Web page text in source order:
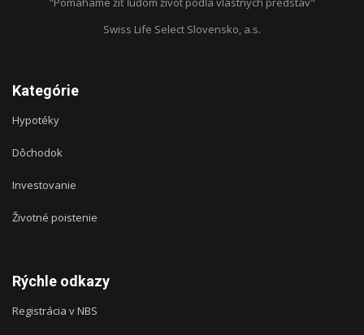
Swiss Life Select Slovensko, a.s.
Kategórie
Hypotéky
Dôchodok
Investovanie
Životné poistenie
Rýchle odkazy
Registrácia v NBS